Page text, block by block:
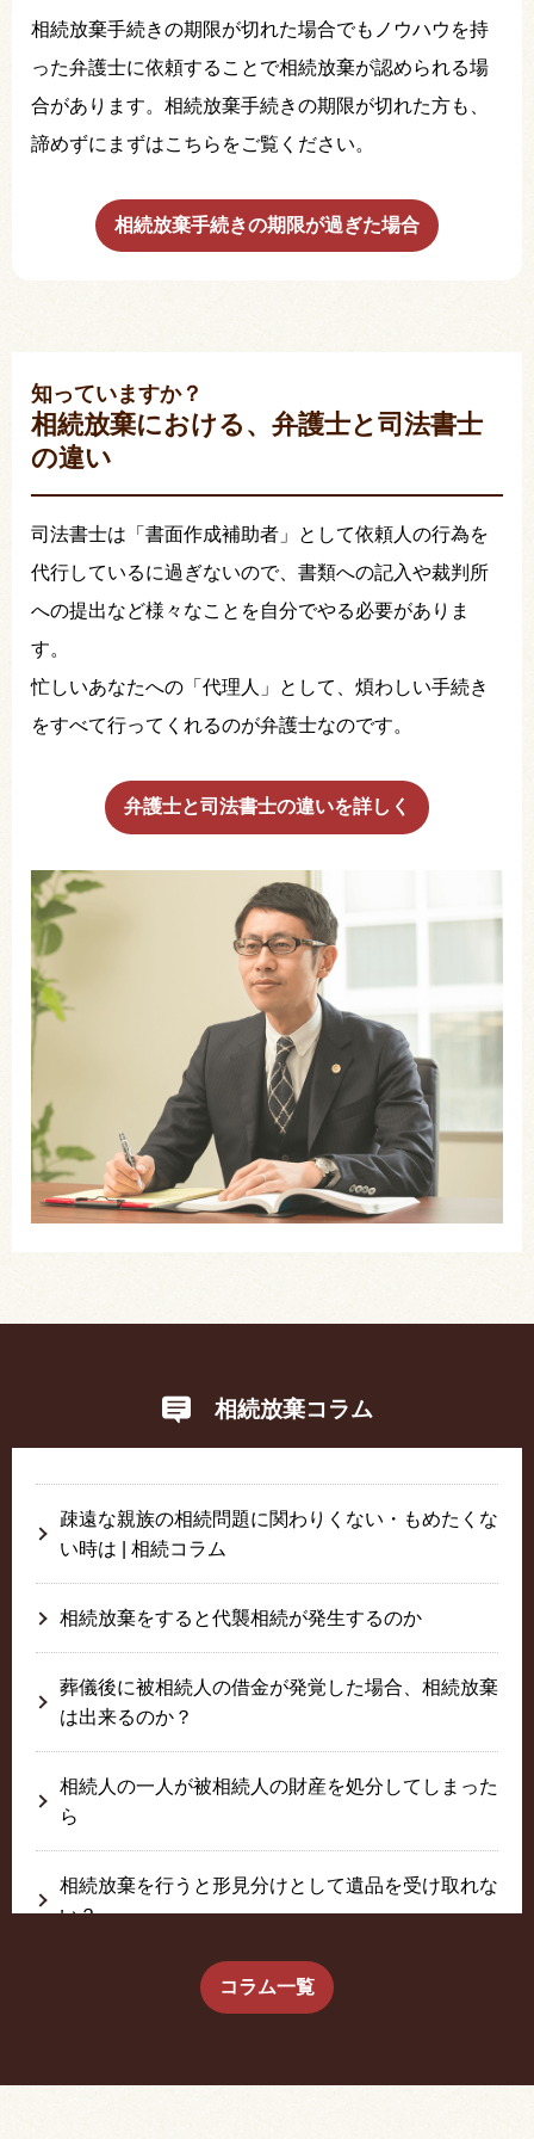
相続放棄手続きの期限が切れた場合でもノウハウを持
った弁護士に依頼することで相続放棄が認められる場
合があります。相続放棄手続きの期限が切れた方も、
諦めずにまずはこちらをご覧ください。
相続放棄手続きの期限が過ぎた場合
知っていますか？
相続放棄における、弁護士と司法書士
の違い
司法書士は「書面作成補助者」として依頼人の行為を
代行しているに過ぎないので、書類への記入や裁判所
への提出など様々なことを自分でやる必要がありま
す。
忙しいあなたへの「代理人」として、煩わしい手続き
をすべて行ってくれるのが弁護士なのです。
弁護士と司法書士の違いを詳しく
相続放棄コラム
疎遠な親族の相続問題に関わりくない・もめたくな
い時は | 相続コラム
相続放棄をすると代襲相続が発生するのか
葬儀後に被相続人の借金が発覚した場合、相続放棄
は出来るのか？
相続人の一人が被相続人の財産を処分してしまった
ら
相続放棄を行うと形見分けとして遺品を受け取れな
い？
生前に相続放棄すると約束した念書は有効か？
コラム一覧